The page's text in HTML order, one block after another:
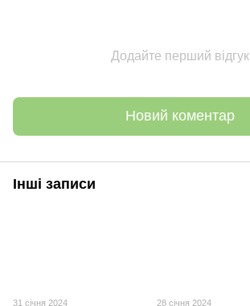
Додайте перший відгук
Новий коментар
Інші записи
31 січня 2024 28 січня 2024